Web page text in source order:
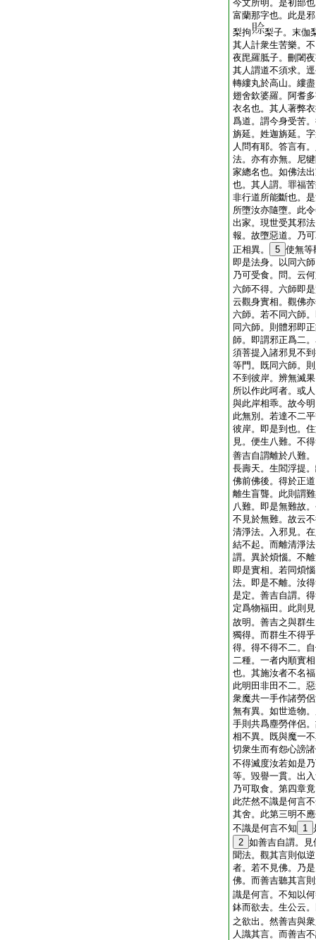
今文所明。是初部
富蘭那字也。此是
梨拘
梨子。末伽
其人計衆生苦樂。
夜毘羅胝子。刪闍
其人謂道不須求。
轉縷丸於高山。縷
翅舍欽婆羅。阿耆
衣名也。其人著弊
爲道。謂今身受苦
旃延。姓迦旃延。
人問有耶。答言有
法。亦有亦無。尼
家總名也。如佛法
也。其人謂。罪福
非行道所能斷也。
所墮汝亦隨墮。此
出家。現世受其邪
報。故墮惡道。乃
正相異。
5 使無等
即是法身。以同六
乃可受食。問。云
六師不得。六師即
云觀身實相。觀佛
六師。若不同六師
同六師。則體邪即
師。即謂邪正爲二
須菩提入諸邪見不
等門。既同六師。
不到彼岸。辨無滅
所以作此呵者。或
與此岸相乖。故今
此無別。若達不二
彼岸。即是到也。
見。便生八難。不
善吉自謂離於八難
長壽天。生閻浮提
佛前佛後。得於正
離生盲聾。此則謂
八難。即是無難故
不見於無難。故云
清淨法。入邪見。
結不起。而離清淨
謂。異於煩惱。不
即是實相。若同煩
法。即是不離。汝
是定。善吉自謂。
定爲物福田。此則
故明。善吉之與群
獨得。而群生不得
得。得不得不二。
二種。一者内順實
也。其施汝者不名
此明田非田不二。
衆魔共一手作諸勞
無有異。如世造物
手則共爲塵勞伴侶
相不異。既與魔一
切衆生而有怨心謗
不得滅度汝若如是
等。毀譽一貫。出
乃可取食。第四章
此茫然不識是何言
其舍。此第三明不
不識是何言不知
1
2 如善吉自謂。
聞法。觀其言則似
者。若不見佛。乃
佛。而善吉聽其言
識是何言。不知以
鉢而欲去。生公云
之欲出。然善吉與
人識其言。而善吉